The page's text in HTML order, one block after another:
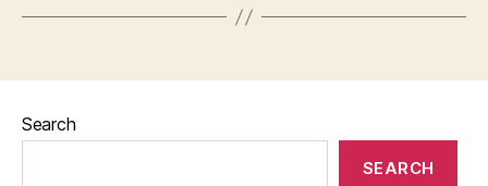
Search
SEARCH